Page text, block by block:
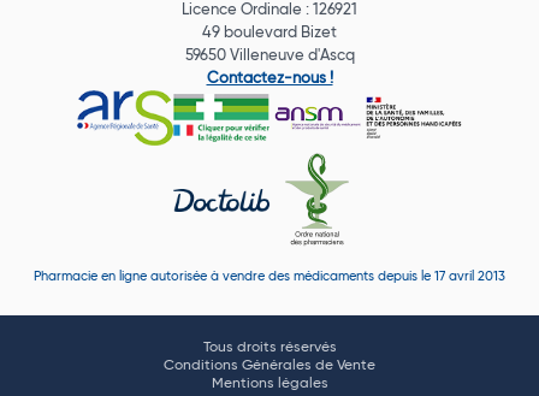
Licence Ordinale : 126921
49 boulevard Bizet
59650 Villeneuve d'Ascq
Contactez-nous !
Pharmacie en ligne autorisée à vendre des médicaments depuis le 17 avril 2013
Tous droits réservés
Conditions Générales de Vente
Mentions légales